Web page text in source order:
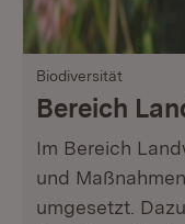
Biodiversität
Bereich
Im Bereich
und
umgesetzt.